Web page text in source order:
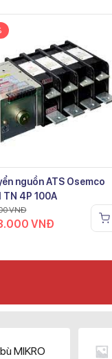
nguồn ATS Osemco
TN 4P 100A
VNĐ
VNĐ
MIKRO